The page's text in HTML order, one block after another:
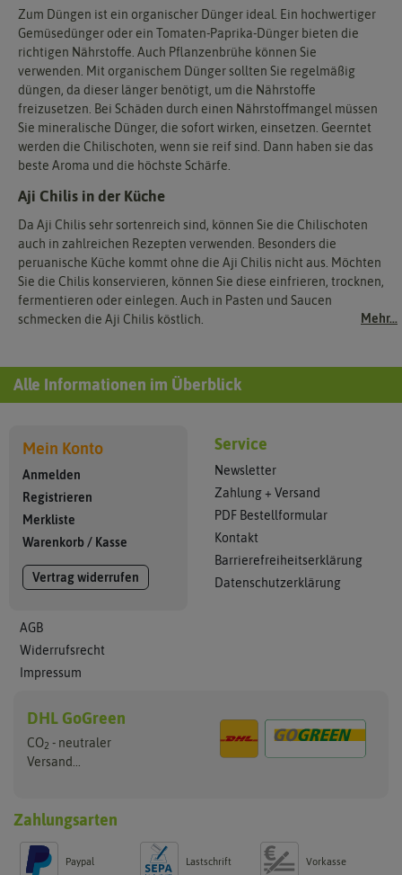
Mehr...
Zum Düngen ist ein organischer Dünger ideal. Ein hochwertiger
Gemüsedünger oder ein Tomaten-Paprika-Dünger bieten die
richtigen Nährstoffe. Auch Pflanzenbrühe können Sie
verwenden. Mit organischem Dünger sollten Sie regelmäßig
düngen, da dieser länger benötigt, um die Nährstoffe
freizusetzen. Bei Schäden durch einen Nährstoffmangel müssen
Sie mineralische Dünger, die sofort wirken, einsetzen. Geerntet
werden die Chilischoten, wenn sie reif sind. Dann haben sie das
beste Aroma und die höchste Schärfe.
Aji Chilis in der Küche
Da Aji Chilis sehr sortenreich sind, können Sie die Chilischoten
auch in zahlreichen Rezepten verwenden. Besonders die
peruanische Küche kommt ohne die Aji Chilis nicht aus. Möchten
Sie die Chilis konservieren, können Sie diese einfrieren, trocknen,
fermentieren oder einlegen. Auch in Pasten und Saucen
schmecken die Aji Chilis köstlich.
Alle Informationen im Überblick
Mein Konto
Anmelden
Registrieren
Merkliste
Warenkorb / Kasse
Vertrag widerrufen
AGB
Widerrufsrecht
Impressum
Service
Newsletter
Zahlung + Versand
PDF Bestellformular
Kontakt
Barrierefreiheitserklärung
Datenschutzerklärung
DHL GoGreen
CO2 - neutraler
Versand...
Zahlungsarten
Paypal Lastschrift Vorkasse